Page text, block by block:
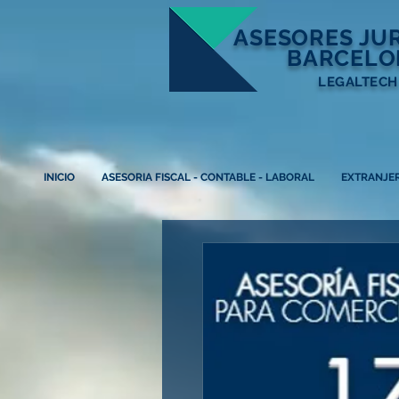
ASESORES
LEGALTECH
INICIO ASESORIA FISCAL - CONTABLE - LABORAL